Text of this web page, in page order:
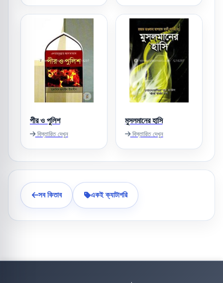
পীর ও পুলিশ
বিস্তারিত দেখুন
মুসলমানের হাসি
বিস্তারিত দেখুন
সব কিতাব একই ক্যাটাগরি